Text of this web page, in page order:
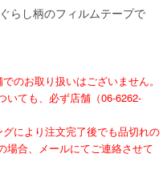
らし柄のフィルムテープで
のお取り扱いはございません。
いても、必ず店舗（06-6262-
により注文完了後でも品切れの
場合、メールにてご連絡させて